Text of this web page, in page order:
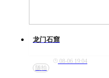
龙门石窟
随拍
08-06 19:04